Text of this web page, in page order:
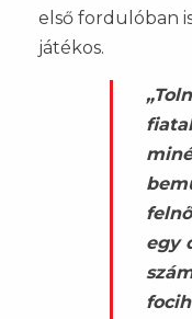
első fordulóban
játékos.
egy